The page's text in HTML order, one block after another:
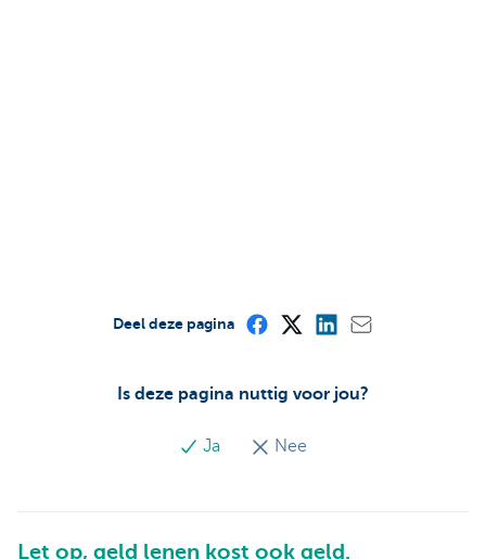
Is deze pagina nuttig voor jou?
Ja Nee
Deel deze pagina
Let op, geld lenen kost ook geld.